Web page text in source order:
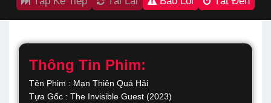
Thông Tin Phim:
Tên Phim : Man Thiên Quá Hải
Tựa Gốc : The Invisible Guest (2023)